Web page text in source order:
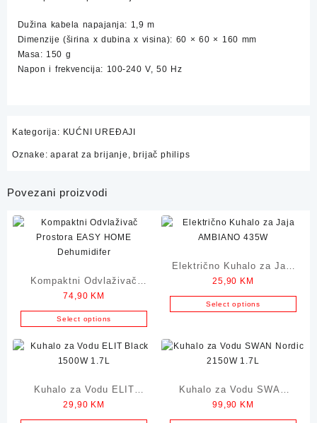
Dužina kabela napajanja: 1,9 m
Dimenzije (širina x dubina x visina): 60 × 60 × 160 mm
Masa: 150 g
Napon i frekvencija: 100-240 V, 50 Hz
Kategorija: KUĆNI UREĐAJI
Oznake:aparat za brijanje ,brijač philips
Povezani proizvodi
Kompaktni Odvlaživač
Prostora EASY HOME
Dehumidifer
74,90 KM
Select options
Električno Kuhalo za Jaja
AMBIANO 435W
25,90 KM
Select options
Kuhalo za Vodu ELIT
Black 1500W 1.7L
29,90 KM
Kuhalo za Vodu SWAN
Nordic 2150W 1.7L
99,90 KM